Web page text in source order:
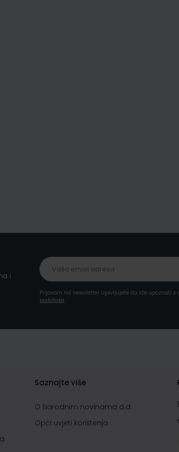
i
Prijavom na newsletter izjavljujete da ste upoznati s
podataka
Saznajte više
O Narodnim novinama d.d.
Opći uvjeti korištenja